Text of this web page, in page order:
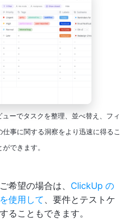
ーでタスクを整理、並べ替え、フィ
事に関する洞察をより迅速に得るこ
ができます。
希望の場合は、 ClickUp の
使用して、要件とテストケ
ることもできます。